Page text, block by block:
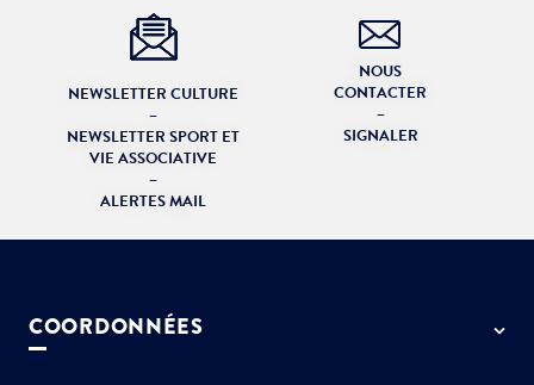
NEWSLETTER CULTURE
–
NEWSLETTER SPORT ET
VIE ASSOCIATIVE
–
ALERTES MAIL
NOUS
CONTACTER
–
SIGNALER
COORDONNÉES